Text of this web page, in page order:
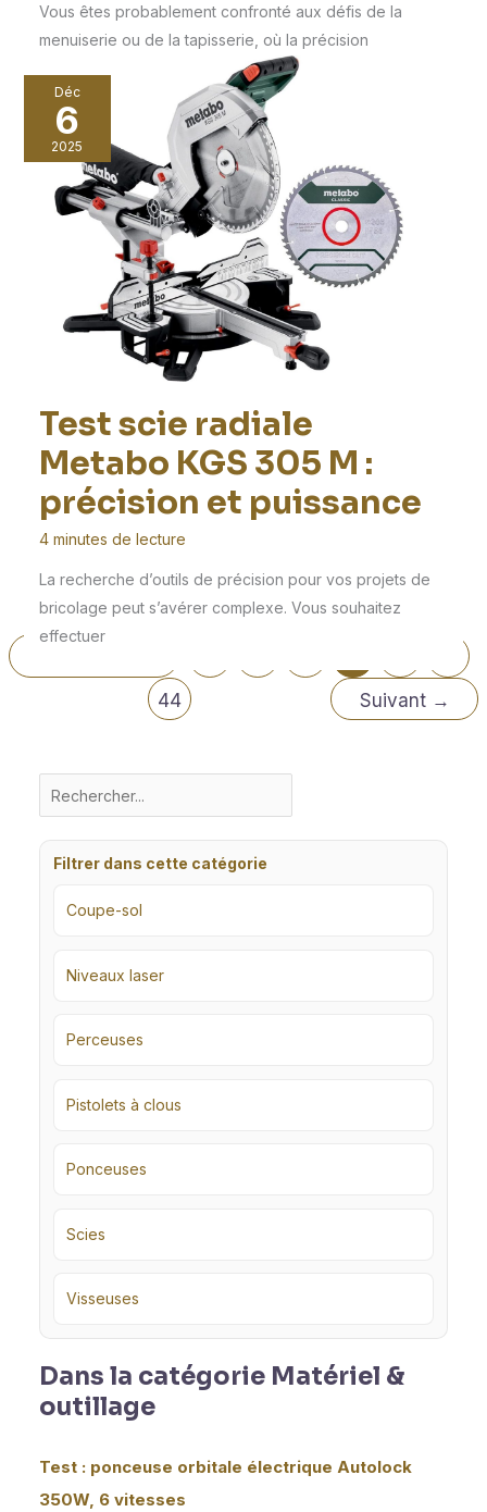
Vous êtes probablement confronté aux défis de la
menuiserie ou de la tapisserie, où la précision
Déc
6
2025
Test scie radiale
Metabo KGS 305 M :
précision et puissance
4 minutes de lecture
La recherche d’outils de précision pour vos projets de
bricolage peut s’avérer complexe. Vous souhaitez
effectuer
44
Suivant →
Filtrer dans cette catégorie
Coupe-sol
Niveaux laser
Perceuses
Pistolets à clous
Ponceuses
Scies
Visseuses
Dans la catégorie Matériel &
outillage
Test : ponceuse orbitale électrique Autolock
350W, 6 vitesses